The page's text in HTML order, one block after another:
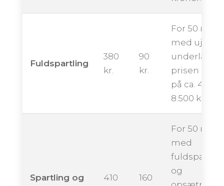
Fuldspartling
380
kr.
90
kr.
For 50 m²
med
underlag
prisen ligge
på ca. 4.500
8.500
Spartling og
410
160
For 50 m²
med
og